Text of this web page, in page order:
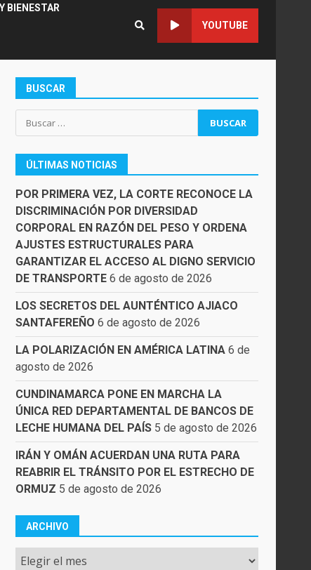
BIENESTAR
YOUTUBE
BUSCAR
Buscar:
ÚLTIMAS NOTICIAS
POR PRIMERA VEZ, LA CORTE RECONOCE LA
DISCRIMINACIÓN POR DIVERSIDAD
CORPORAL EN RAZÓN DEL PESO Y ORDENA
AJUSTES ESTRUCTURALES PARA
GARANTIZAR EL ACCESO AL DIGNO SERVICIO
DE TRANSPORTE 6 de agosto de 2026
LOS SECRETOS DEL AUNTÉNTICO AJIACO
SANTAFEREÑO 6 de agosto de 2026
LA POLARIZACIÓN EN AMÉRICA LATINA 6 de
agosto de 2026
CUNDINAMARCA PONE EN MARCHA LA
ÚNICA RED DEPARTAMENTAL DE BANCOS DE
LECHE HUMANA DEL PAÍS 5 de agosto de 2026
IRÁN Y OMÁN ACUERDAN UNA RUTA PARA
REABRIR EL TRÁNSITO POR EL ESTRECHO DE
ORMUZ 5 de agosto de 2026
ARCHIVO
Archivo